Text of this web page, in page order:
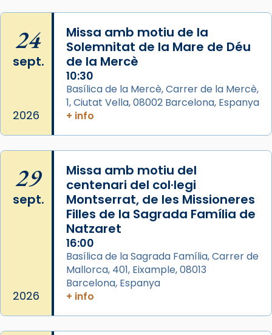
Foto
View on Facebook · Share
24
sept.
2026
Missa amb motiu de la
Solemnitat de la Mare de Déu
de la Mercè
10:30
Basílica de la Mercè, Carrer de la Mercè,
1, Ciutat Vella, 08002 Barcelona, Espanya
+ info
29
sept.
2026
Missa amb motiu del
centenari del col·legi
Montserrat, de les Missioneres
Filles de la Sagrada Família de
Natzaret
16:00
Basílica de la Sagrada Família, Carrer de
Mallorca, 401, Eixample, 08013
Barcelona, Espanya
+ info